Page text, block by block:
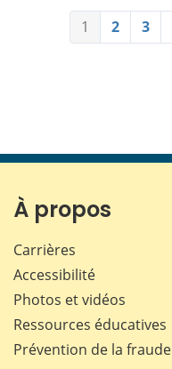
1 2 3
À propos
Carrières
Accessibilité
Photos et vidéos
Ressources éducatives
Prévention de la fraude